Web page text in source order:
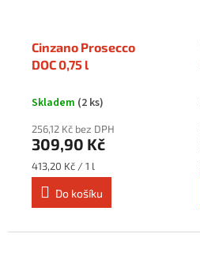
Cinzano Prosecco
DOC 0,75 l
Skladem (2 ks)
256,12 Kč bez DPH
309,90 Kč
Měrná
cena:
413,20 Kč / 1 l
Do košíku